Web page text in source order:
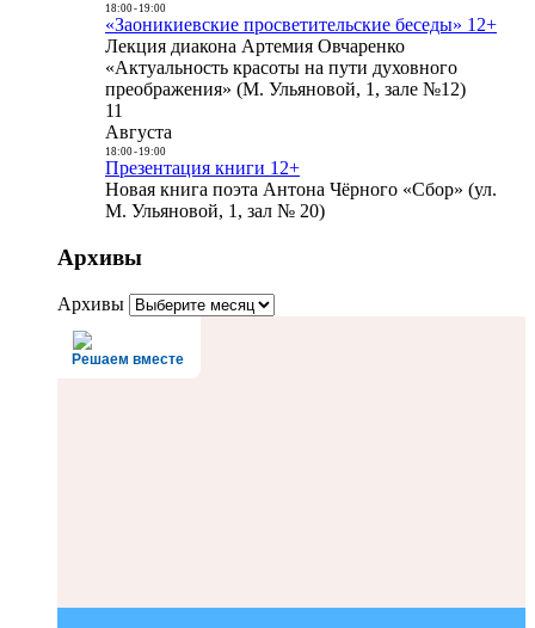
18:00- 19:00
«Заоникиевские просветительские беседы» 12+
Лекция диакона Артемия Овчаренко
«Актуальность красоты на пути духовного
преображения» (М. Ульяновой, 1, зале №12)
11
Августа
18:00- 19:00
Презентация книги 12+
Новая книга поэта Антона Чёрного «Сбор» (ул.
М. Ульяновой, 1, зал № 20)
Архивы
Архивы
Решаем вместе